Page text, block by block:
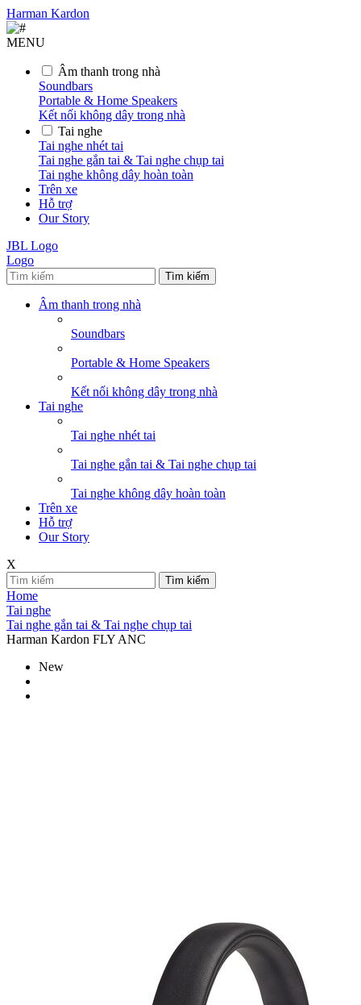
Harman Kardon
MENU
Âm thanh trong nhà
Soundbars
Portable & Home Speakers
Kết nối không dây trong nhà
Tai nghe
Tai nghe nhét tai
Tai nghe gắn tai & Tai nghe chụp tai
Tai nghe không dây hoàn toàn
Trên xe
Hỗ trợ
Our Story
JBL Logo
Logo
Tìm kiếm
Âm thanh trong nhà
Soundbars
Portable & Home Speakers
Kết nối không dây trong nhà
Tai nghe
Tai nghe nhét tai
Tai nghe gắn tai & Tai nghe chụp tai
Tai nghe không dây hoàn toàn
Trên xe
Hỗ trợ
Our Story
X
Tìm kiếm
Home
Tai nghe
Tai nghe gắn tai & Tai nghe chụp tai
Harman Kardon FLY ANC
New